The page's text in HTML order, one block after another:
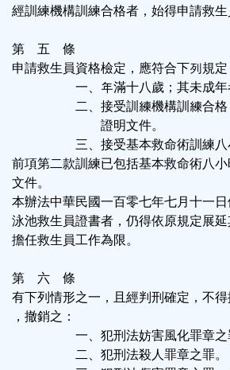
經訓練機構訓練合格者，始得申請救生
第 五 條
申請救生員資格檢定，應符合下列規定
一、年滿十八歲；其未成年者
二、接受訓練機構訓練合格，
證明文件。
三、接受基本救命術訓練八小
前項第二款訓練已包括基本救命術八
文件。
本辦法中華民國一百零七年七月十一
泳池救生員證書者，仍得依原規定展
擔任救生員工作為限。
第 六 條
有下列情形之一，且經判刑確定，不
，撤銷之：
一、犯刑法妨害風化罪章之
二、犯刑法殺人罪章之罪。